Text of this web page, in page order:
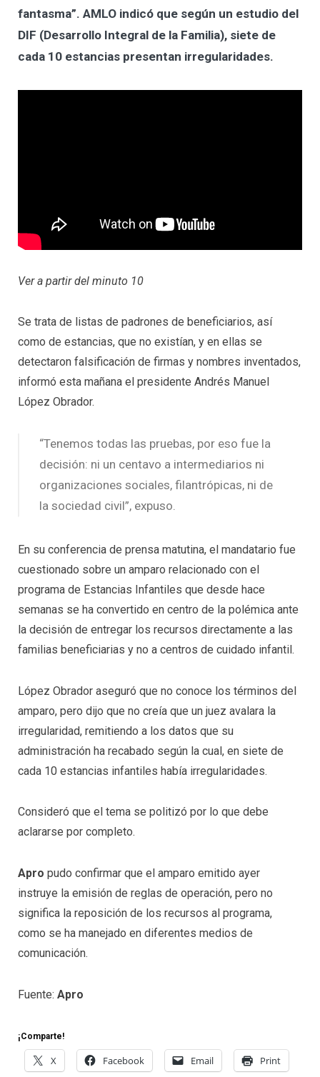
fantasma”. AMLO indicó que según un estudio del
DIF (Desarrollo Integral de la Familia), siete de
cada 10 estancias presentan irregularidades.
Ver a partir del minuto 10
Se trata de listas de padrones de beneficiarios, así
como de estancias, que no existían, y en ellas se
detectaron falsificación de firmas y nombres inventados,
informó esta mañana el presidente Andrés Manuel
López Obrador.
“Tenemos todas las pruebas, por eso fue la
decisión: ni un centavo a intermediarios ni
organizaciones sociales, filantrópicas, ni de
la sociedad civil”, expuso.
En su conferencia de prensa matutina, el mandatario fue
cuestionado sobre un amparo relacionado con el
programa de Estancias Infantiles que desde hace
semanas se ha convertido en centro de la polémica ante
la decisión de entregar los recursos directamente a las
familias beneficiarias y no a centros de cuidado infantil.
López Obrador aseguró que no conoce los términos del
amparo, pero dijo que no creía que un juez avalara la
irregularidad, remitiendo a los datos que su
administración ha recabado según la cual, en siete de
cada 10 estancias infantiles había irregularidades.
Consideró que el tema se politizó por lo que debe
aclararse por completo.
Apro pudo confirmar que el amparo emitido ayer
instruye la emisión de reglas de operación, pero no
significa la reposición de los recursos al programa,
como se ha manejado en diferentes medios de
comunicación.
Fuente: Apro
¡Comparte!
X Facebook Email Print